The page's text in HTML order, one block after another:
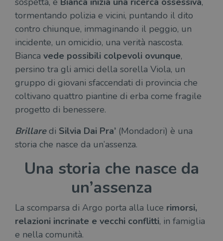
tormentando polizia e vicini, puntando il dito
contro chiunque, immaginando il peggio, un
incidente, un omicidio, una verità nascosta.
Bianca vede possibili colpevoli ovunque,
persino tra gli amici della sorella Viola, un
gruppo di giovani sfaccendati di provincia che
coltivano quattro piantine di erba come fragile
progetto di benessere.
Brillaredi Silvia Dai Pra’ (Mondadori) è una
storia che nasce da un’assenza.
Una storia che nasce da
un’assenza
La scomparsa di Argo porta alla luce rimorsi,
relazioni incrinate e vecchi conflitti, in famiglia
e nella comunità.